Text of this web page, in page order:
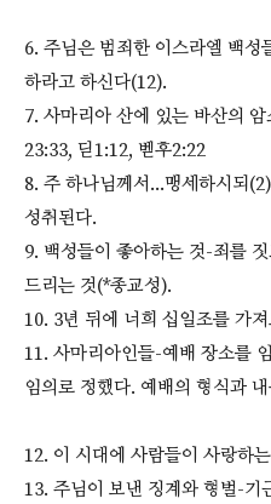
6. 주님은 범죄한 이스라엘 백
하라고 하신다(12).
7. 사마리아 산에 있는 바산의
23:33, 딛1:12, 벧후2:22
8. 주 하나님께서...맹세하시되
성취된다.
9. 백성들이 좋아하는 것-죄를
드리는 것(*종교성).
10. 3년 뒤에 너희 십일조를 가
11. 사마리아인들-예배 장소를
임의로 정했다. 예배의 형식과
12. 이 시대에 사람들이 사랑하
13. 주님이 보낸 징계와 형벌-기